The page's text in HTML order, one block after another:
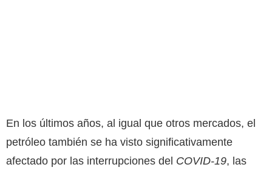
En los últimos años, al igual que otros mercados, el
petróleo también se ha visto significativamente
afectado por las interrupciones del COVID-19, las